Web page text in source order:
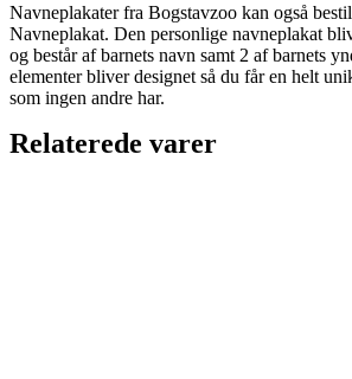
Navneplakater fra Bogstavzoo kan også
Navneplakat. Den personlige navneplakat
og består af barnets navn samt 2 af barnets
elementer bliver designet så du får en helt
som ingen andre har.
Relaterede varer